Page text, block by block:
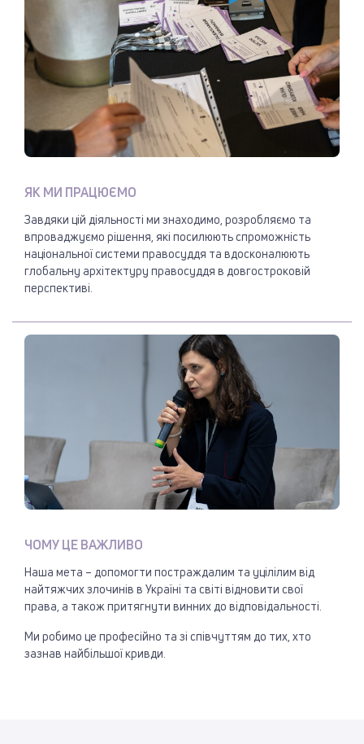
ЯК МИ ПРАЦЮЄМО
Завдяки цій діяльності ми знаходимо, розробляємо та
впроваджуємо рішення, які посилюють спроможність
національної системи правосуддя та вдосконалюють
глобальну архітектуру правосуддя в довгостроковій
перспективі.
ЧОМУ ЦЕ ВАЖЛИВО
Наша мета – допомогти постраждалим та уцілілим від
найтяжчих злочинів в Україні та світі відновити свої
права, а також притягнути винних до відповідальності.
Ми робимо це професійно та зі співчуттям до тих, хто
зазнав найбільшої кривди.